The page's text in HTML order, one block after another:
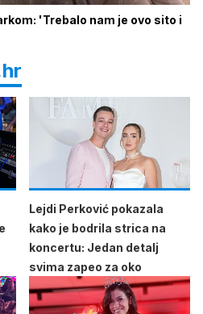
'Trebalo nam je ovo sito i
Lejdi Perković pokazala
kako je bodrila strica na
koncertu: Jedan detalj
svima zapeo za oko